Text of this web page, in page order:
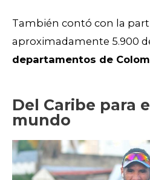
También contó con la
aproximadamente 5.900
departamentos de
Del Caribe para
mundo